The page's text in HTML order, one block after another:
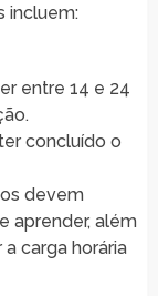
incluem:
entre 14 e 24
concluído o
devem
aprender, além
carga horária